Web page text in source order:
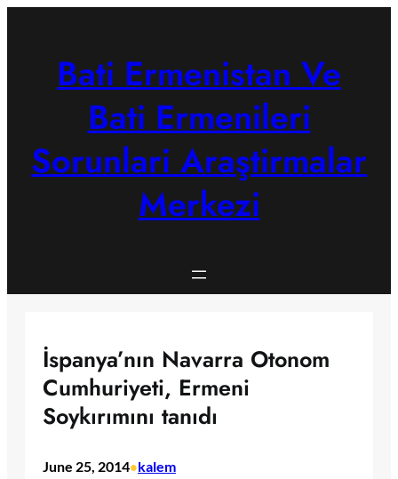
Bati Ermenistan Ve
Bati Ermenileri
Sorunlari Araştirmalar
Merkezi
İspanya’nın Navarra Otonom
Cumhuriyeti, Ermeni
Soykırımını tanıdı
June 25, 2014•kalem